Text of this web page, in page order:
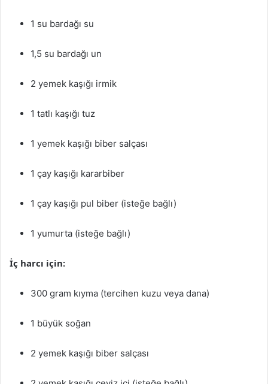
1 su bardağı su
1,5 su bardağı un
2 yemek kaşığı irmik
1 tatlı kaşığı tuz
1 yemek kaşığı biber salçası
1 çay kaşığı kararbiber
1 çay kaşığı pul biber (isteğe bağlı)
1 yumurta (isteğe bağlı)
İç harcı için:
300 gram kıyma (tercihen kuzu veya dana)
1 büyük soğan
2 yemek kaşığı biber salçası